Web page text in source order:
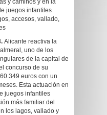
y caminos y en la
juegos infantiles
accesos, vallado,
Alicante reactiva la
uno de los
de la capital de
concurso de su
euros con un
Esta actuación en
juegos infantiles
más familiar del
los lagos, vallado y